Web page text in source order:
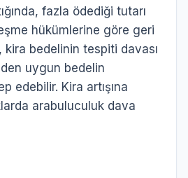
fazla ödediği tutarı
hükümlerine göre geri
kira bedelinin tespiti davası
uygun bedelin
edebilir. Kira artışına
arabuluculuk dava